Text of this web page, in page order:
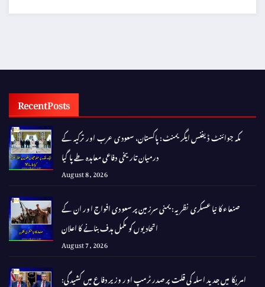
Recent Posts
مکہ جوائنٹ ڈیفنس ایگریمنٹ: پاکستان، سعودی عرب اور ترکیہ کے
درمیان تاریخی دفاعی معاہدہ طے پا گیا
August 8, 2026
صنعاء کا نیا عسکری نظریہ: یمنی سرزمین پر سعودی افواج اور ان کے
اتحادیوں کو مکمل ہدف بنانے کا اعلان
August 7, 2026
امریکا میں جدید اسلہ کی قلت پر صدر ٹرمپ اور وزیر دفاع میں کشیدگی: